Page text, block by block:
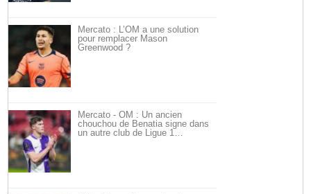
Mercato : L’OM a une solution
pour remplacer Mason
Greenwood ?
Mercato - OM : Un ancien
chouchou de Benatia signe dans
un autre club de Ligue 1…